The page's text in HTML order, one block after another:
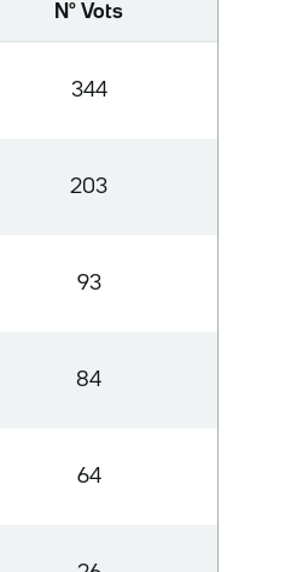
Nº Vots
344
203
93
84
64